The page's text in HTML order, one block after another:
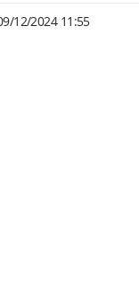
12/2024 11:55